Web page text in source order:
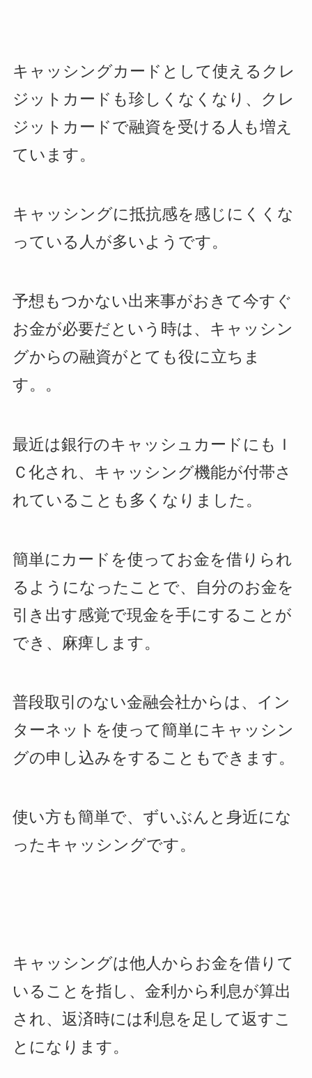
キャッシングカードとして使えるクレ
ジットカードも珍しくなくなり、クレ
ジットカードで融資を受ける人も増え
ています。
キャッシングに抵抗感を感じにくくな
っている人が多いようです。
予想もつかない出来事がおきて今すぐ
お金が必要だという時は、キャッシン
グからの融資がとても役に立ちま
す。。
最近は銀行のキャッシュカードにもＩ
Ｃ化され、キャッシング機能が付帯さ
れていることも多くなりました。
簡単にカードを使ってお金を借りられ
るようになったことで、自分のお金を
引き出す感覚で現金を手にすることが
でき、麻痺します。
普段取引のない金融会社からは、イン
ターネットを使って簡単にキャッシン
グの申し込みをすることもできます。
使い方も簡単で、ずいぶんと身近にな
ったキャッシングです。
キャッシングは他人からお金を借りて
いることを指し、金利から利息が算出
され、返済時には利息を足して返すこ
とになります。